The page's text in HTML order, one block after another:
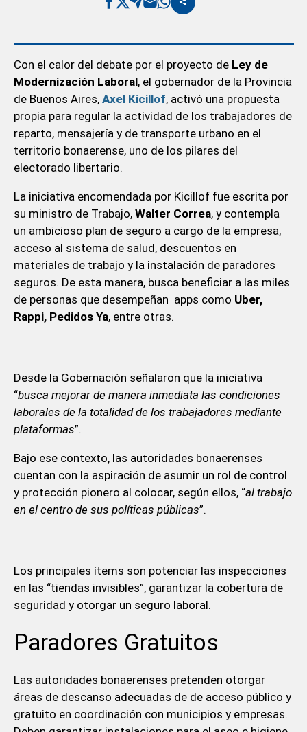
Con el calor del debate por el proyecto de Ley de
Modernización Laboral, el gobernador de la Provincia
de Buenos Aires, Axel Kicillof, activó una propuesta
propia para regular la actividad de los trabajadores de
reparto, mensajería y de transporte urbano en el
territorio bonaerense, uno de los pilares del
electorado libertario.
La iniciativa encomendada por Kicillof fue escrita por
su ministro de Trabajo, Walter Correa, y contempla
un ambicioso plan de seguro a cargo de la empresa,
acceso al sistema de salud, descuentos en
materiales de trabajo y la instalación de paradores
seguros. De esta manera, busca beneficiar a las miles
de personas que desempeñan apps como Uber,
Rappi, Pedidos Ya, entre otras.
Desde la Gobernación señalaron que la iniciativa
“busca mejorar de manera inmediata las condiciones
laborales de la totalidad de los trabajadores mediante
plataformas”.
Bajo ese contexto, las autoridades bonaerenses
cuentan con la aspiración de asumir un rol de control
y protección pionero al colocar, según ellos, “al trabajo
en el centro de sus políticas públicas”.
Los principales ítems son potenciar las inspecciones
en las “tiendas invisibles”, garantizar la cobertura de
seguridad y otorgar un seguro laboral.
Paradores Gratuitos
Las autoridades bonaerenses pretenden otorgar
áreas de descanso adecuadas de de acceso público y
gratuito en coordinación con municipios y empresas.